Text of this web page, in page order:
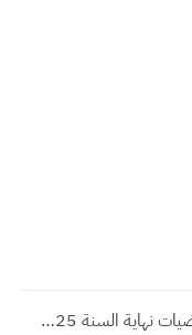
أسئلة واجوبة رياضيات نهاية السنة 2025 صف ثاني متوسط